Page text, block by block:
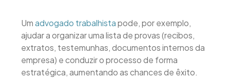
Umadvogado trabalhistapode, por exemplo,
ajudar a organizar uma lista de provas (recibos,
extratos, testemunhas, documentos internos da
empresa) e conduzir o processo de forma
estratégica, aumentando as chances de êxito.